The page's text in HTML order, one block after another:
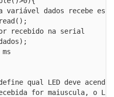
variável dados recebe
recebido na serial
ms
qual LED deve
for maiuscula, o